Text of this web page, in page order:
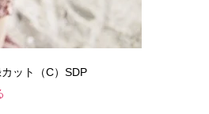
ット（C）SDP